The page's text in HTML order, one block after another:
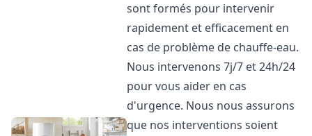
sont formés pour intervenir
rapidement et efficacement en
cas de problème de chauffe-eau.
Nous intervenons 7j/7 et 24h/24
pour vous aider en cas
d'urgence. Nous nous assurons
que nos interventions soient